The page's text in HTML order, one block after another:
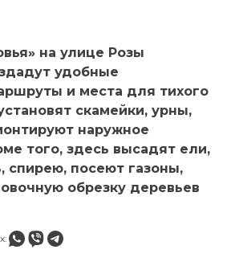
на улице Розы
удобные
и места для тихого
скамейки, урны,
наружное
того, здесь высадят ели,
спирею, посеют газоны,
обрезку деревьев